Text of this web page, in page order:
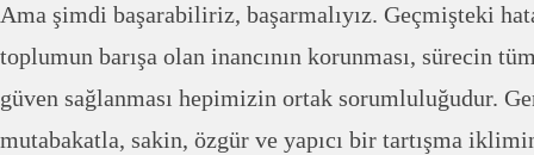
Ama şimdi başarabiliriz, başarmalıyız. Geçmişteki
toplumun barışa olan inancının korunması, sürecin
güven sağlanması hepimizin ortak sorumluluğudur.
mutabakatla, sakin, özgür ve yapıcı bir tartışma